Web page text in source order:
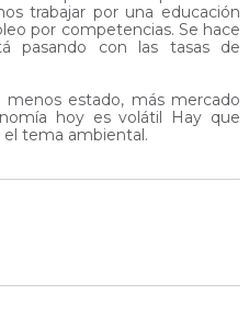
trabajar por una educación
por competencias. Se hace
pasando con las tasas de
menos estado, más mercado
hoy es volátil Hay que
el tema ambiental.